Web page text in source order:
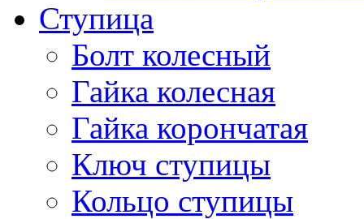
Ступица
Болт колесный
Гайка колесная
Гайка корончатая
Ключ ступицы
Кольцо ступицы